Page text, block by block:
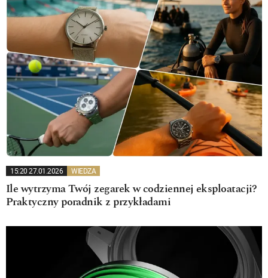
15:20 27.01.2026 WIEDZA
Ile wytrzyma Twój zegarek w codziennej eksploatacji?
Praktyczny poradnik z przykładami